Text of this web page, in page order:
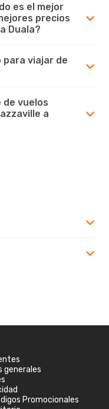
es el mejor
precios
Duala?
para viajar de
de vuelos
a
generales
Promocionales